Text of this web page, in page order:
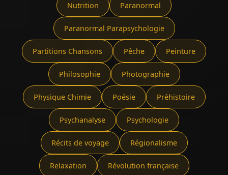
Nutrition Paranormal
Paranormal Parapsychologie
Partitions Chansons Pêche Peinture
Philosophie Photographie
Physique Chimie Poésie Préhistoire
Psychanalyse Psychologie
Récits de voyage Régionalisme
Relaxation Révolution française